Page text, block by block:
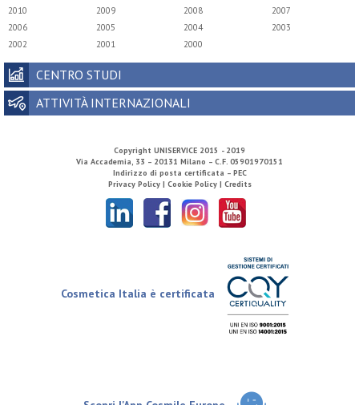
2010
2009 2008
2007
2006
2005 2004
2003
2002
2001 2000
CENTRO STUDI
ATTIVITÀ INTERNAZIONALI
Copyright UNISERVICE 2015 - 2019
Via Accademia, 33 – 20131 Milano – C.F. 05901970151
Indirizzo di posta certificata – PEC
Privacy Policy | Cookie Policy | Credits
Cosmetica Italia è certificata